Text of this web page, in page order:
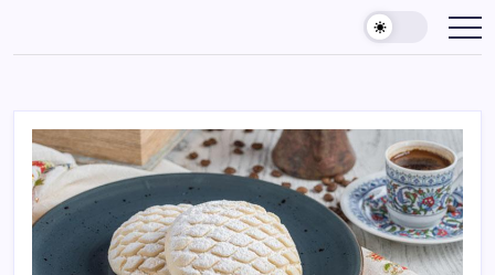
content